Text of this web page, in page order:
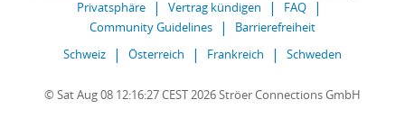
Privatsphäre
Vertrag kündigen
FAQ
Community Guidelines
Barrierefreiheit
Schweiz
Österreich Frankreich Schweden
© Sat Aug 08 12:16:27 CEST 2026 Ströer Connections GmbH